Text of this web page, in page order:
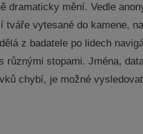
dramaticky mění. Vedle
vytesané do kamene,
z badatele po lidech
stopami. Jména,
chybí, je možné